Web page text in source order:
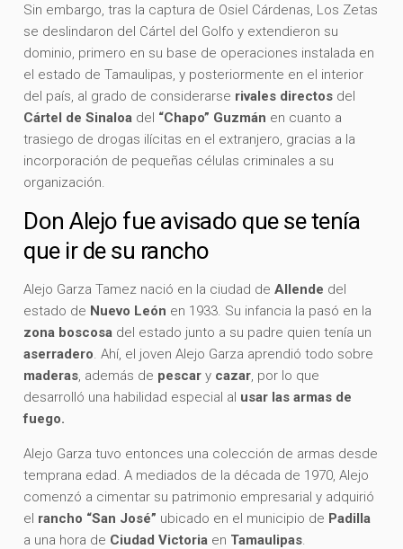
Sin embargo, tras la captura de Osiel Cárdenas, Los Zetas
se deslindaron del Cártel del Golfo y extendieron su
dominio, primero en su base de operaciones instalada en
el estado de Tamaulipas, y posteriormente en el interior
del país, al grado de considerarse rivales directos del
Cártel de Sinaloa del “Chapo” Guzmán en cuanto a
trasiego de drogas ilícitas en el extranjero, gracias a la
incorporación de pequeñas células criminales a su
organización.
Don Alejo fue avisado que se tenía
que ir de su rancho
Alejo Garza Tamez nació en la ciudad deAllende del
estado de Nuevo León en 1933. Su infancia la pasó en la
zona boscosa del estado junto a su padre quien tenía un
aserradero. Ahí, el joven Alejo Garza aprendió todo sobre
maderas, además de pescar y cazar, por lo que
desarrolló una habilidad especial al usar las armas de
fuego.
Alejo Garza tuvo entonces una colección de armas desde
temprana edad. A mediados de la década de 1970, Alejo
comenzó a cimentar su patrimonio empresarial y adquirió
el rancho “San José” ubicado en el municipio de Padilla
a una hora de Ciudad Victoria en Tamaulipas.